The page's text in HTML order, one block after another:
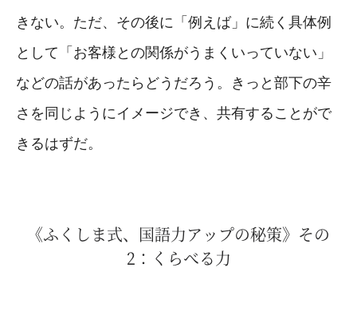
きない。ただ、その後に「例えば」に続く具体例
として「お客様との関係がうまくいっていない」
などの話があったらどうだろう。きっと部下の辛
さを同じようにイメージでき、共有することがで
きるはずだ。
《ふくしま式、国語力アップの秘策》その
2：くらべる力